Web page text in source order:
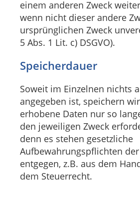
einem anderen Zweck
wenn nicht dieser andere
ursprünglichen Zweck
5 Abs. 1 Lit. c) DSGVO).
Speicherdauer
Soweit im Einzelnen nichts
angegeben ist, speichern
erhobene Daten nur so
den jeweiligen Zweck
denn es stehen gesetzliche
Aufbewahrungspflichten
entgegen, z.B. aus dem
dem Steuerrecht.